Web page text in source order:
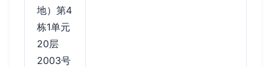
地）第4
栋1单元
20层
2003号